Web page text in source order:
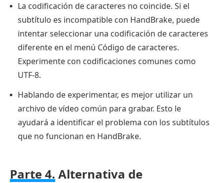
La codificación de caracteres no coincide. Si el
subtítulo es incompatible con HandBrake, puede
intentar seleccionar una codificación de caracteres
diferente en el menú Código de caracteres.
Experimente con codificaciones comunes como
UTF-8.
Hablando de experimentar, es mejor utilizar un
archivo de vídeo común para grabar. Esto le
ayudará a identificar el problema con los subtítulos
que no funcionan en HandBrake.
Parte 4. Alternativa de